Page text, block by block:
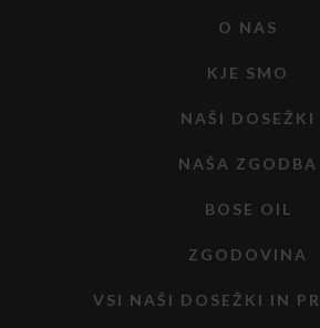
O NAS
KJE SMO
NAŠI DOSEŽKI
NAŠA ZGODBA
BOSE OIL
ZGODOVINA
VSI NAŠI DOSEŽKI IN